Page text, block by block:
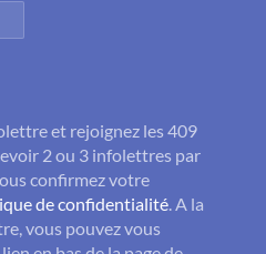
et rejoignez les 409
2 ou 3 infolettres par
confirmez votre
de confidentialité . A la
vous pouvez vous